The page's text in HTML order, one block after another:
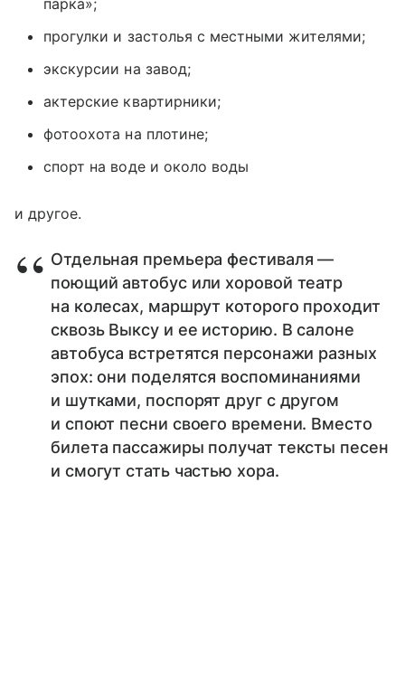
парка»;
прогулки и застолья с местными жителями;
экскурсии на завод;
актерские квартирники;
фотоохота на плотине;
спорт на воде и около воды
и другое.
Отдельная премьера фестиваля —
поющий автобус или хоровой театр
на колесах, маршрут которого проходит
сквозь Выксу и ее историю. В салоне
автобуса встретятся персонажи разных
эпох: они поделятся воспоминаниями
и шутками, поспорят друг с другом
и споют песни своего времени. Вместо
билета пассажиры получат тексты песен
и смогут стать частью хора.